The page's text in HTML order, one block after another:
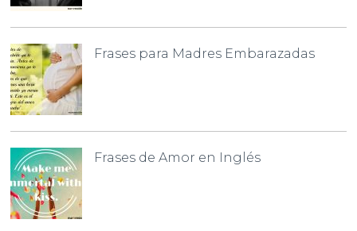
Frases para Madres Embarazadas
Frases de Amor en Inglés